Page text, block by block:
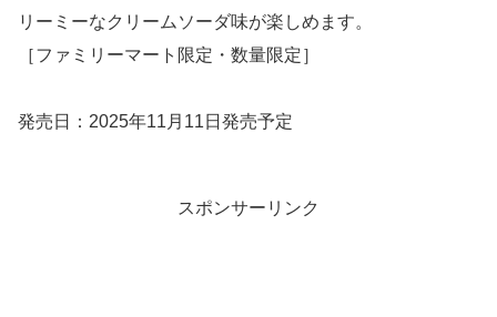
リーミーなクリームソーダ味が楽しめます。
［ファミリーマート限定・数量限定］
発売日：2025年11月11日発売予定
スポンサーリンク